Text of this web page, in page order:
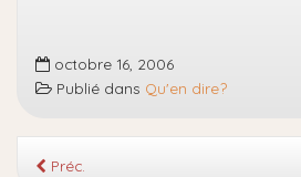
octobre 16, 2006
Publié dans Qu'en dire?
Préc.